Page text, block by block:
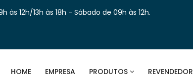
12h/13h às 18h - Sábado de 09h às 12h.
HOME EMPRESA PRODUTOS REVENDEDOR